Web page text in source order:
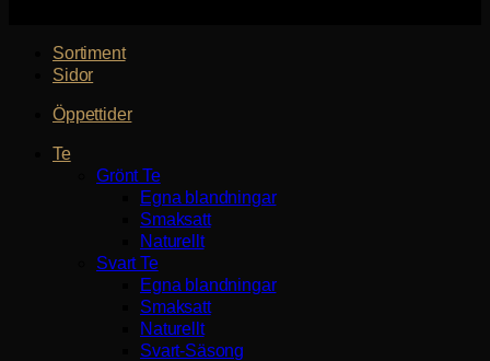
Sortiment
Sidor
Öppettider
Te
Grönt Te
Egna blandningar
Smaksatt
Naturellt
Svart Te
Egna blandningar
Smaksatt
Naturellt
Svart-Säsong